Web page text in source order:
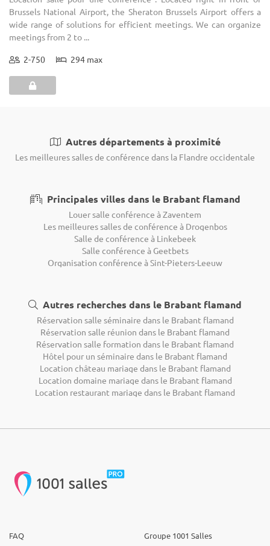
Brussels National Airport, the Sheraton Brussels Airport offers a
wide range of solutions for efficient meetings. We can organize
meetings from 2 to ...
2-750 294 max
Autres départements à proximité
Les meilleures salles de conférence dans la Flandre occidentale
Principales villes dans le Brabant flamand
Louer salle conférence à Zaventem
Les meilleures salles de conférence à Drogenbos
Salle de conférence à Linkebeek
Salle conférence à Geetbets
Organisation conférence à Sint-Pieters-Leeuw
Autres recherches dans le Brabant flamand
Réservation salle séminaire dans le Brabant flamand
Réservation salle réunion dans le Brabant flamand
Réservation salle formation dans le Brabant flamand
Hôtel pour un séminaire dans le Brabant flamand
Location château mariage dans le Brabant flamand
Location domaine mariage dans le Brabant flamand
Location restaurant mariage dans le Brabant flamand
FAQ Groupe 1001 Salles